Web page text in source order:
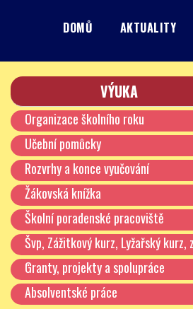
DOMŮ AKTUALITY
ZŠ Burešova
Základní škola, Praha 8,
VÝUKA
Organizace školního roku
Učební pomůcky
Rozvrhy a konce vyučování
Žákovská knížka
Školní poradenské pracoviště
Švp, Zážitkový kurz, Lyžařský kurz,
…
Granty, projekty a spolupráce
Absolventské práce